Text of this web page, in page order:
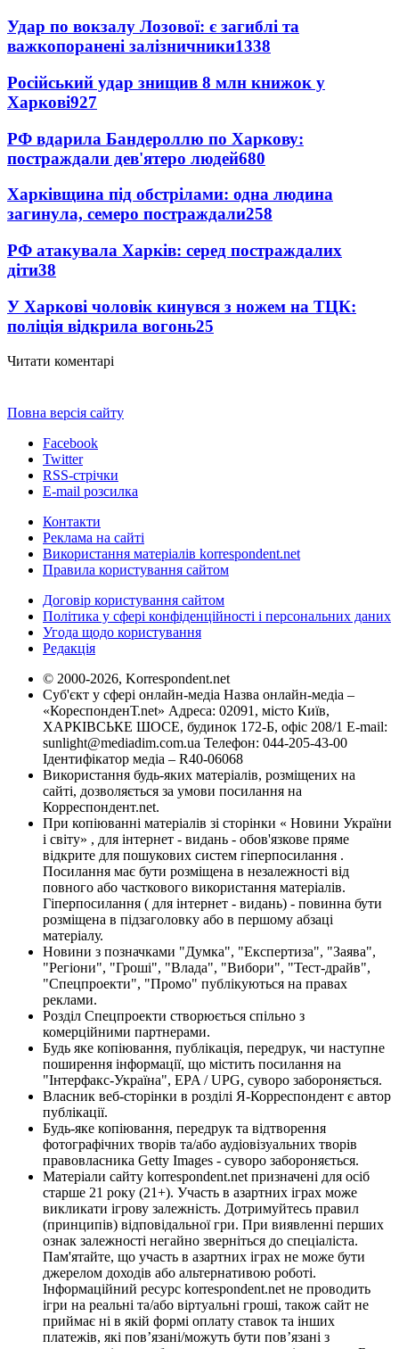
Удар по вокзалу Лозової: є загиблі та
важкопоранені залізничники1338
Російський удар знищив 8 млн книжок у
Харкові927
РФ вдарила Бандероллю по Харкову:
постраждали дев'ятеро людей680
Харківщина під обстрілами: одна людина
загинула, семеро постраждали258
РФ атакувала Харків: серед постраждалих
діти38
У Харкові чоловік кинувся з ножем на ТЦК:
поліція відкрила вогонь25
Читати коментарі
Повна версія сайту
Facebook
Twitter
RSS-стрічки
E-mail розсилка
Контакти
Реклама на сайті
Використання матеріалів korrespondent.net
Правила користування сайтом
Договір користування сайтом
Політика у сфері конфіденційності і персональних даних
Угода щодо користування
Редакція
© 2000-2026, Korrespondent.net
Суб'єкт у сфері онлайн-медіа Назва онлайн-медіа –
«КореспонденТ.net» Адреса: 02091, місто Київ,
ХАРКІВСЬКЕ ШОСЕ, будинок 172-Б, офіс 208/1 E-mail:
sunlight@mediadim.com.ua Телефон: 044-205-43-00
Ідентифікатор медіа – R40-06068
Використання будь-яких матеріалів, розміщених на
сайті, дозволяється за умови посилання на
Корреспондент.net.
При копіюванні матеріалів зі сторінки « Новини України
і світу» , для інтернет - видань - обов'язкове пряме
відкрите для пошукових систем гіперпосилання .
Посилання має бути розміщена в незалежності від
повного або часткового використання матеріалів.
Гіперпосилання ( для інтернет - видань) - повинна бути
розміщена в підзаголовку або в першому абзаці
матеріалу.
Новини з позначками "Думка", "Експертиза", "Заява",
"Регіони", "Гроші", "Влада", "Вибори", "Тест-драйв",
"Спецпроекти", "Промо" публікуються на правах
реклами.
Розділ Спецпроекти створюється спільно з
комерційними партнерами.
Будь яке копіювання, публікація, передрук, чи наступне
поширення інформації, що містить посилання на
"Інтерфакс-Україна", EPA / UPG, суворо забороняється.
Власник веб-сторінки в розділі Я-Корреспондент є автор
публікації.
Будь-яке копіювання, передрук та відтворення
фотографічних творів та/або аудіовізуальних творів
правовласника Getty Images - суворо забороняється.
Матеріали сайту korrespondent.net призначені для осіб
старше 21 року (21+). Участь в азартних іграх може
викликати ігрову залежність. Дотримуйтесь правил
(принципів) відповідальної гри. При виявленні перших
ознак залежності негайно зверніться до спеціаліста.
Пам'ятайте, що участь в азартних іграх не може бути
джерелом доходів або альтернативою роботі.
Інформаційний ресурс korrespondent.net не проводить
ігри на реальні та/або віртуальні гроші, також сайт не
приймає ні в якій формі оплату ставок та інших
платежів, які пов’язані/можуть бути пов’язані з